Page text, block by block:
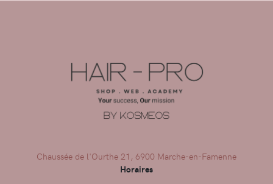
Chaussée de l'Ourthe 21, 6900 Marche-en-Famenne
Horaires